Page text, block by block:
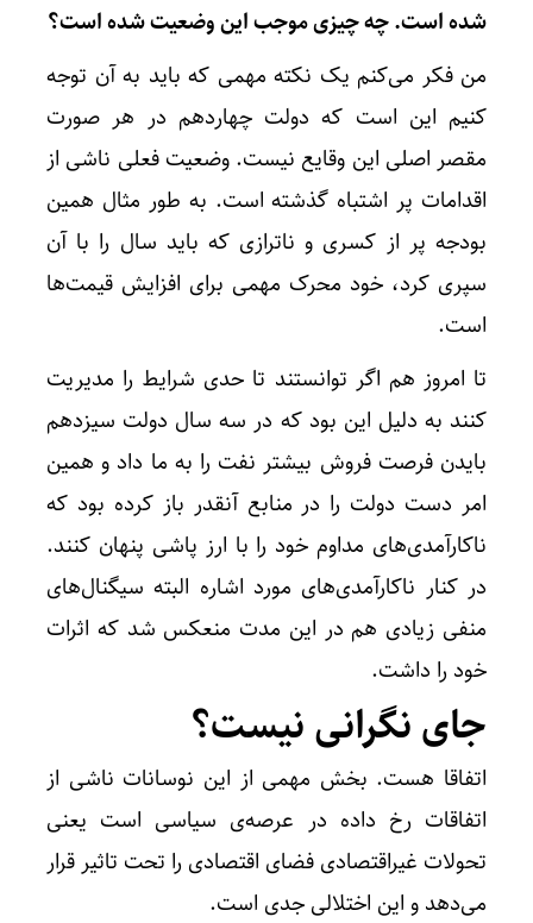
شده است. چه چیزی موجب این وضعیت شده است؟
من فکر می‌کنم یک نکته مهمی که باید به آن توجه
کنیم این است که دولت چهاردهم در هر صورت
مقصر اصلی این وقایع نیست. وضعیت فعلی ناشی از
اقدامات پر اشتباه گذشته است. به طور مثال همین
بودجه پر از کسری و ناترازی که باید سال را با آن
سپری کرد، خود محرک مهمی برای افزایش قیمت‌ها
است.
تا امروز هم اگر توانستند تا حدی شرایط را مدیریت
کنند به دلیل این بود که در سه سال دولت سیزدهم
بایدن فرصت فروش بیشتر نفت را به ما داد و همین
امر دست دولت را در منابع آنقدر باز کرده بود که
ناکارآمدی‌های مداوم خود را با ارز پاشی پنهان کنند.
در کنار ناکارآمدی‌های مورد اشاره البته سیگنال‌های
منفی زیادی هم در این مدت منعکس شد که اثرات
خود را داشت.
جای نگرانی نیست؟
اتفاقا هست. بخش مهمی از این نوسانات ناشی از
اتفاقات رخ داده در عرصه‌ی سیاسی است یعنی
تحولات غیراقتصادی فضای اقتصادی را تحت تاثیر قرار
می‌دهد و این اختلالی جدی است.